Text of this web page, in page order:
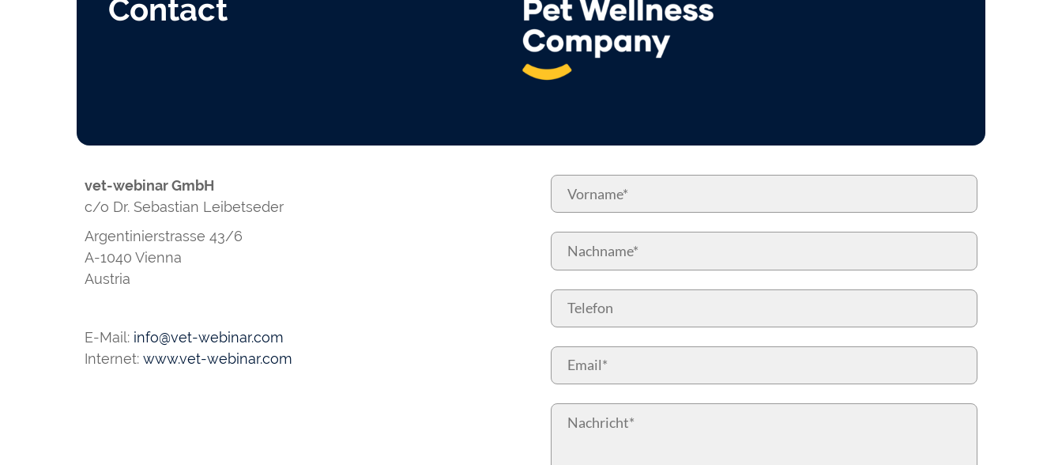
Contact
vet-webinar GmbH
c/o Dr. Sebastian Leibetseder
Argentinierstrasse 43/6
A-1040 Vienna
Austria
E-Mail: info@vet-webinar.com
Internet: www.vet-webinar.com